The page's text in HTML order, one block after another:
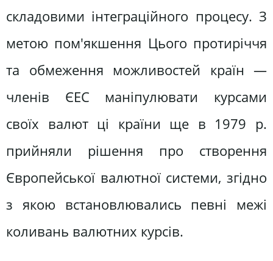
складовими інтеграційного процесу. З
метою пом'якшення Цього протиріччя
та обмеження можливостей країн —
членів ЄЕС маніпулювати курсами
своїх валют ці країни ще в 1979 р.
прийняли рішення про створення
Європейської валютної системи, згідно
з якою встановлювались певні межі
коливань валютних курсів.